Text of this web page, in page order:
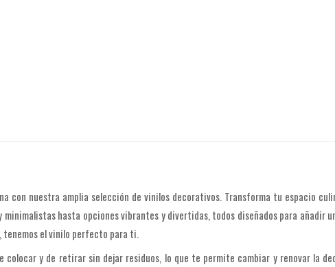
con nuestra amplia selección de vinilos decorativos. Transforma tu espacio
hasta opciones vibrantes y divertidas, todos diseñados para añadir
el vinilo perfecto para ti.
y de retirar sin dejar residuos, lo que te permite cambiar y renovar la